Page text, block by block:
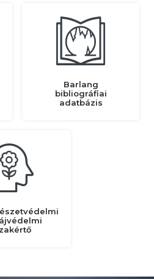
Barlang
bibliográfiai
adatbázis